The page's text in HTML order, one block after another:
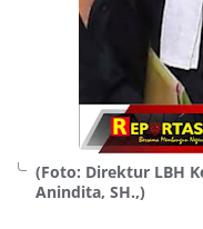
(Foto: Direktur LBH
Anindita, SH.,)